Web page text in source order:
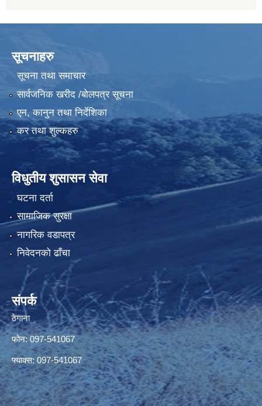
सूचनाहरु
सूचना तथा समाचार
सार्वजनिक खरीद /बोलपत्र सूचना
एन, कानुन तथा निर्देशिका
कर तथा शुल्कहरु
विधुतीय शुसासन सेवा
घटना दर्ता
सामाजिक सुरक्षा
नागरिक वडापत्र
निवेदनको ढाँचा
संपर्क
ठेगाना
फोन: 097-541067
फ्याक्स: 097-541067